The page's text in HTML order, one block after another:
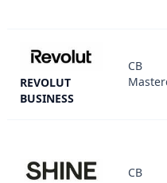
REVOLUT
BUSINESS
CB
CB